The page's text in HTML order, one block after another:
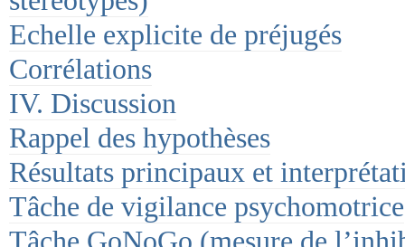
Echelle explicite de préjugés
Corrélations
IV. Discussion
Rappel des hypothèses
Résultats principaux et
Tâche de vigilance psychomotrice
Tâche GoNoGo (mesure de